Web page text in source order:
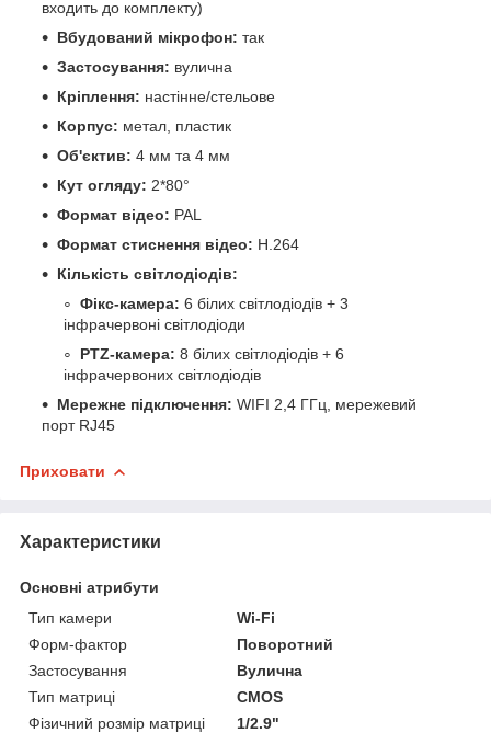
входить до комплекту)
Вбудований мікрофон: так
Застосування: вулична
Кріплення: настінне/стельове
Корпус: метал, пластик
Об'єктив: 4 мм та 4 мм
Кут огляду: 2*80°
Формат відео: PAL
Формат стиснення відео: H.264
Кількість світлодіодів:
Фікс-камера: 6 білих світлодіодів + 3
інфрачервоні світлодіоди
PTZ-камера: 8 білих світлодіодів + 6
інфрачервоних світлодіодів
Мережне підключення: WIFI 2,4 ГГц, мережевий
порт RJ45
Приховати
Характеристики
Основні атрибути
Тип камери
Wi-Fi
Форм-фактор
Поворотний
Застосування
Вулична
Тип матриці
CMOS
Фізичний розмір матриці
1/2.9"